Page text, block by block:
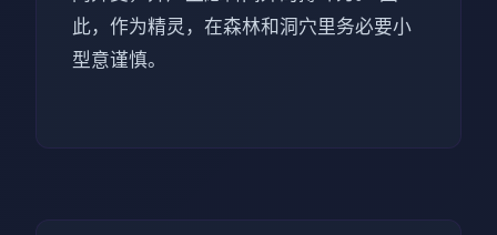
此，作为精灵，在森林和洞穴里务必要小
型意谨慎。